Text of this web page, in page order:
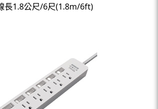
長1.8公尺/6尺(1.8m/6ft)